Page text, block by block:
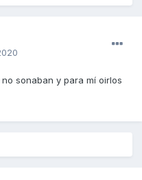
sonaban y para mí oirlos